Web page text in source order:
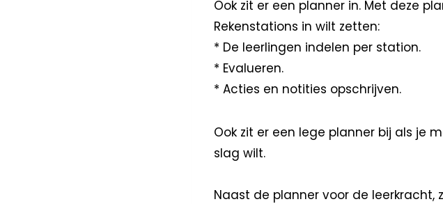
Ook zit er een planner in. Met deze
Rekenstations in wilt zetten:
* De leerlingen indelen per station.
* Evalueren.
* Acties en notities opschrijven.
Ook zit er een lege planner bij als je
slag wilt.
Naast de planner voor de leerkracht,